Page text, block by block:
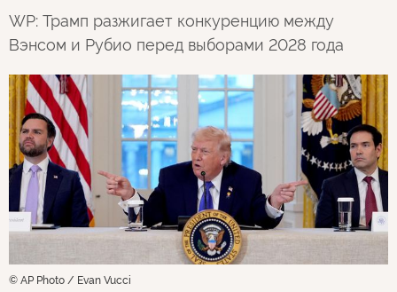
WP: Трамп разжигает конкуренцию между
Вэнсом и Рубио перед выборами 2028 года
© AP Photo / Evan Vucci